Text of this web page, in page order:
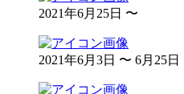
2021年6月25日 〜
2021年6月3日 〜 6月25日